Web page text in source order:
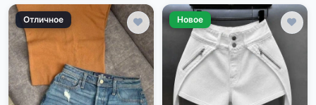
Отличное Новое